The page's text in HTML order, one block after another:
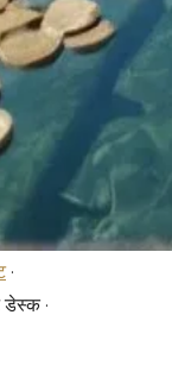
·
·